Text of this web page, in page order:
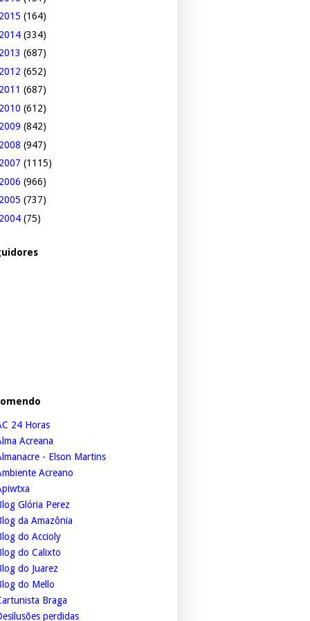
2015 (164)
2014 (334)
2013 (687)
2012 (652)
2011 (687)
2010 (612)
2009 (842)
2008 (947)
2007 (1115)
2006 (966)
2005 (737)
2004 (75)
24 Horas
Acreana
- Elson Martins
Acreano
Glória Perez
da Amazônia
do Accioly
do Calixto
do Juarez
do Mello
Braga
perdidas